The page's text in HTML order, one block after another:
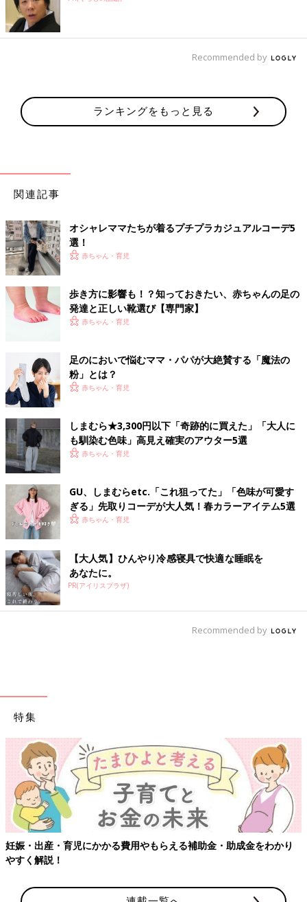
Recommended by
ランキングをもっと見る
関連記事
オシャレママたちが着るプチプラカジュアルコーデ5
選！
赤ちゃん・育児
歩き方に影響も！？知っておきたい、赤ちゃんの足の
発達と正しい靴選び【専門家】
赤ちゃん・育児
足のにおいで悩むママ・パパが大絶賛する「魔法の
粉」とは？
赤ちゃん・育児
しまむら★3,300円以下「奇跡的に買えた」「大人に
も馴染む色味」高見え確実のアウター5選
赤ちゃん・育児
GU、しまむらetc.「これ狙ってた」「色味が可愛す
ぎる」先取りコーデが大人気！春カラーアイテム5選
赤ちゃん・育児
【大人気】ひんやり冷感寝具で快適な睡眠を
あなたに。
PR(アイリスプラザ)
Recommended by
特集
【ワクチン接種できるものも】妊婦の感染症対策、知っておいて！